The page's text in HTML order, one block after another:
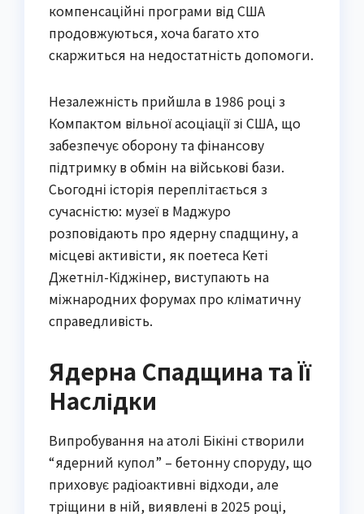
компенсаційні програми від США
продовжуються, хоча багато хто
скаржиться на недостатність допомоги.
Незалежність прийшла в 1986 році з
Компактом вільної асоціації зі США, що
забезпечує оборону та фінансову
підтримку в обмін на військові бази.
Сьогодні історія переплітається з
сучасністю: музеї в Маджуро
розповідають про ядерну спадщину, а
місцеві активісти, як поетеса Кеті
Джетніл-Кіджінер, виступають на
міжнародних форумах про кліматичну
справедливість.
Ядерна Спадщина та Її
Наслідки
Випробування на атолі Бікіні створили
“ядерний купол” – бетонну споруду, що
приховує радіоактивні відходи, але
тріщини в ній, виявлені в 2025 році,